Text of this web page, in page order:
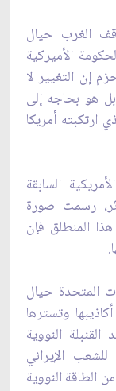
الغرب حيال
الأميركية
إن التغيير لا
هو بحاجه إلى
ارتكبته أمريكا
السابقة
رسمت صورة
المنطلق فإن
المتحدة حيال
وتسترها
النووية
الإيراني
الطاقة النووية